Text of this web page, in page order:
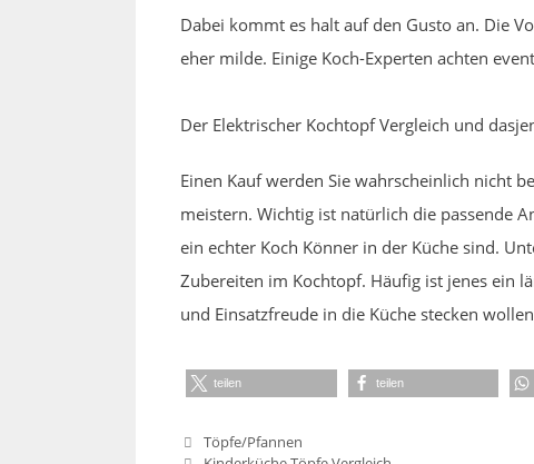
Dabei kommt es halt auf den Gusto an. Die
eher milde. Einige Koch-Experten achten
Der Elektrischer Kochtopf Vergleich und
Einen Kauf werden Sie wahrscheinlich nicht
meistern. Wichtig ist natürlich die passende
ein echter Koch Könner in der Küche sind.
Zubereiten im Kochtopf. Häufig ist jenes ein
und Einsatzfreude in die Küche stecken
teilen teilen
Kategorien
Töpfe/Pfannen